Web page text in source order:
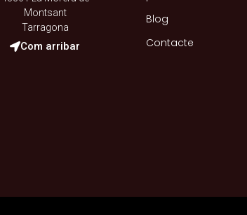
Montsant
Tarragona
Com arribar
Blog
Contacte